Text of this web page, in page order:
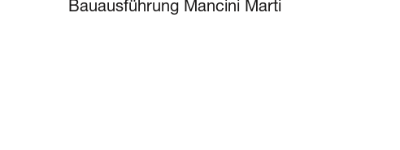
Bauausführung Mancini Marti